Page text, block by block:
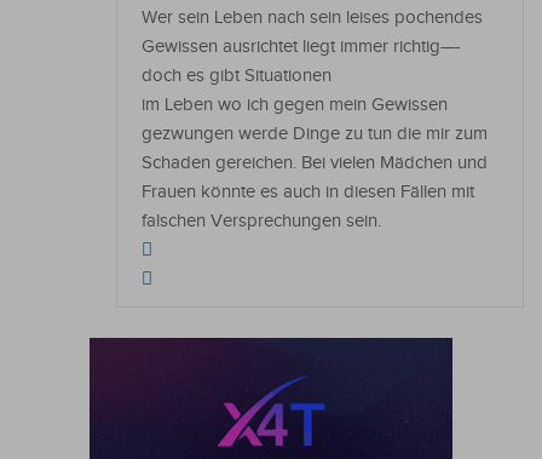
Wer sein Leben nach sein leises pochendes
Gewissen ausrichtet liegt immer richtig—-
doch es gibt Situationen
im Leben wo ich gegen mein Gewissen
gezwungen werde Dinge zu tun die mir zum
Schaden gereichen. Bei vielen Mädchen und
Frauen könnte es auch in diesen Fällen mit
falschen Versprechungen sein.